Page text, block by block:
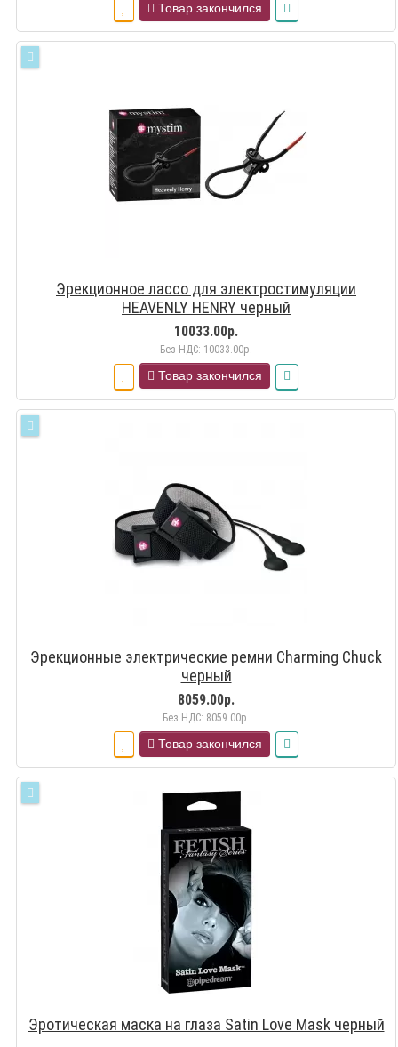
Товар закончился
Эрекционное лассо для электростимуляции
HEAVENLY HENRY черный
10033.00р.
Без НДС: 10033.00р.
Товар закончился
Эрекционные электрические ремни Charming Chuck
черный
8059.00р.
Без НДС: 8059.00р.
Товар закончился
Эротическая маска на глаза Satin Love Mask черный